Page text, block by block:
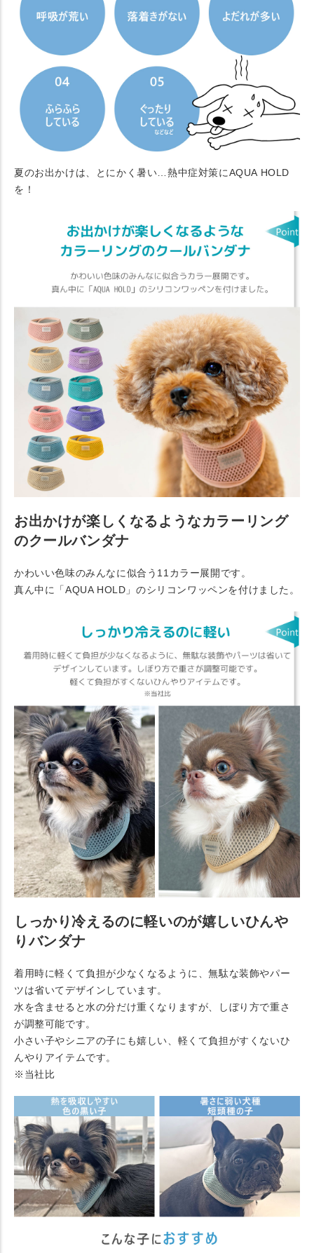
夏のお出かけは、とにかく暑い…熱中症対策にAQUA HOLD
を！
お出かけが楽しくなるようなカラーリング
のクールバンダナ
かわいい色味のみんなに似合う11カラー展開です。
真ん中に「AQUA HOLD」のシリコンワッペンを付けました。
しっかり冷えるのに軽いのが嬉しいひんや
りバンダナ
着用時に軽くて負担が少なくなるように、無駄な装飾やパー
ツは省いてデザインしています。
水を含ませると水の分だけ重くなりますが、しぼり方で重さ
が調整可能です。
小さい子やシニアの子にも嬉しい、軽くて負担がすくないひ
んやりアイテムです。
※当社比